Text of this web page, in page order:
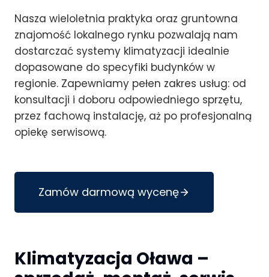
Nasza wieloletnia praktyka oraz gruntowna
znajomość lokalnego rynku pozwalają nam
dostarczać systemy klimatyzacji idealnie
dopasowane do specyfiki budynków w
regionie. Zapewniamy pełen zakres usług: od
konsultacji i doboru odpowiedniego sprzętu,
przez fachową instalację, aż po profesjonalną
opiekę serwisową.
Zamów darmową wycenę
Klimatyzacja Oława –